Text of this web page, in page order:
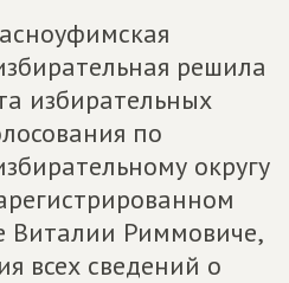
решила
избирательных
по
округу
Виталии Риммовиче,
всех сведений о